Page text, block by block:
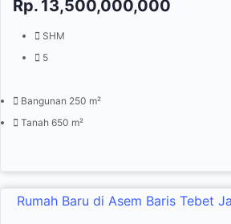
Rp. 13,500,000,000
SHM
5
Bangunan 250 m²
Tanah 650 m²
Rumah Baru di Asem Baris Tebet